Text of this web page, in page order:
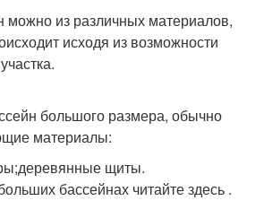
можно из различных материалов,
исходя из возможности
большого размера, обычно
материалы:
щиты.
бассейнах читайте здесь .